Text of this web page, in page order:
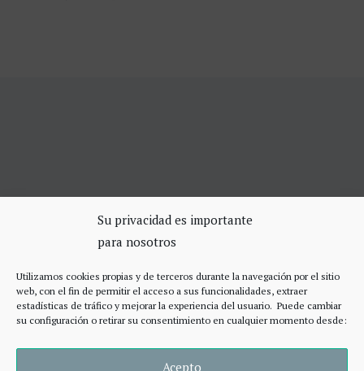
Su privacidad es importante
para nosotros
Utilizamos cookies propias y de terceros durante la navegación por el sitio
web, con el fin de permitir el acceso a sus funcionalidades, extraer
estadísticas de tráfico y mejorar la experiencia del usuario. Puede cambiar
su configuración o retirar su consentimiento en cualquier momento desde:
Acepto
SERVICIOS DE CERRAJERÍA
Apertura Puertas Madrid 75€
Cerraduras de alta seguridad
Accesos